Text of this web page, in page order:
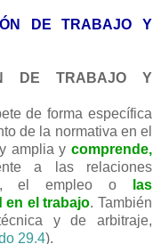
DE TRABAJO Y
DE TRABAJO Y
de forma específica
de la normativa en el
amplia y comprende,
a las relaciones
el empleo o
las
en el trabajo. También
y de arbitraje,
29.4).